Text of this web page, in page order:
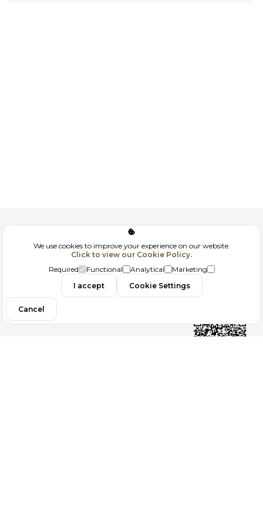
Corporate
GDPR
Contact
We use cookies to improve your experience on our website.
Click to view our Cookie Policy.
Required
Functional Analytical
Marketing
I accept
Cookie Settings
Cancel